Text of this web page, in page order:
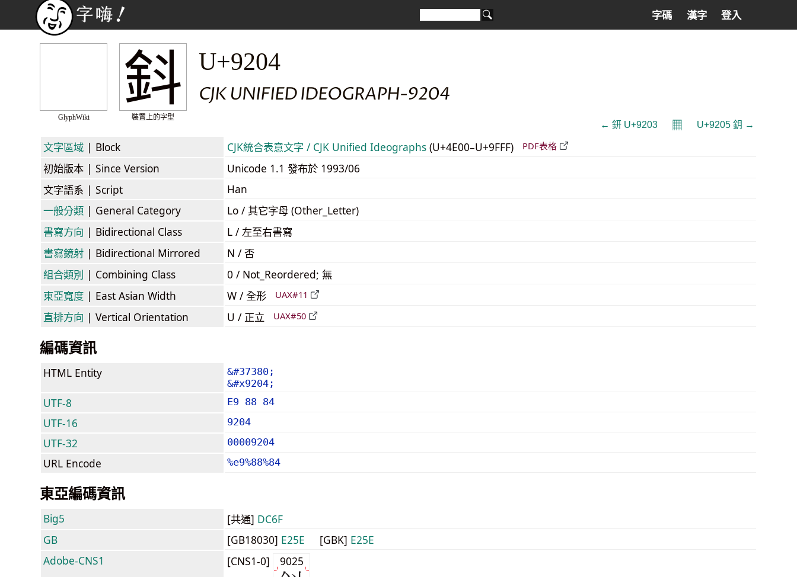
字碼 漢字 登入
GlyphWiki
鈄
裝置上的字型
U+9204
CJK UNIFIED IDEOGRAPH-9204
← 鈃 U+9203 𝄜 U+9205 鈅 →
文字區域 | Block CJK統合表意文字 / CJK Unified Ideographs (U+4E00–U+9FFF) PDF表格
初始版本 | Since Version
Unicode 1.1 發布於 1993/06
文字語系 | Script
Han
一般分類 | General Category
Lo / 其它字母 (Other_Letter)
書寫方向 | Bidirectional Class
L / 左至右書寫
書寫鏡射 | Bidirectional Mirrored
N / 否
組合類別 | Combining Class
0 / Not_Reordered; 無
東亞寬度 | East Asian Width W / 全形 UAX#11
直排方向 | Vertical Orientation U / 正立 UAX#50
編碼資訊
HTML Entity
&#37380;
&#x9204;
UTF-8 E9 88 84
UTF-16 9204
UTF-32 00009204
URL Encode %e9%88%84
東亞編碼資訊
Big5 [共通] DC6F
GB
[GB18030] E25E [GBK] E25E
Adobe-CNS1
[CNS1-0] 9025